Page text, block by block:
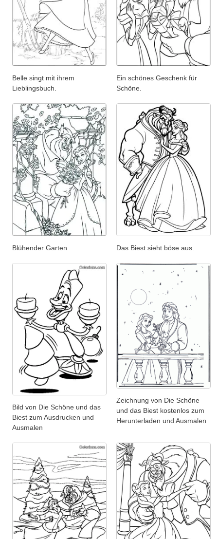
Belle singt mit ihrem
Lieblingsbuch.
Ein schönes Geschenk für
Schöne.
Blühender Garten Das Biest sieht böse aus.
Bild von Die Schöne und das
Biest zum Ausdrucken und
Ausmalen
Zeichnung von Die Schöne
und das Biest kostenlos zum
Herunterladen und Ausmalen